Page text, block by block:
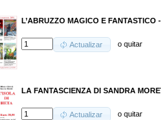
L’ABRUZZO MAGICO E FANTASTICO
Actualizar oquitar
LA FANTASCIENZA DI SANDRA
Actualizar oquitar